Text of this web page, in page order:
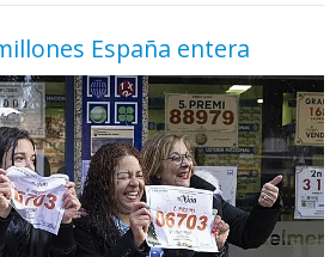
España entera